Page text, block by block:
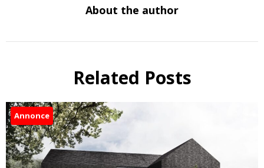
About the author
Related Posts
Annonce